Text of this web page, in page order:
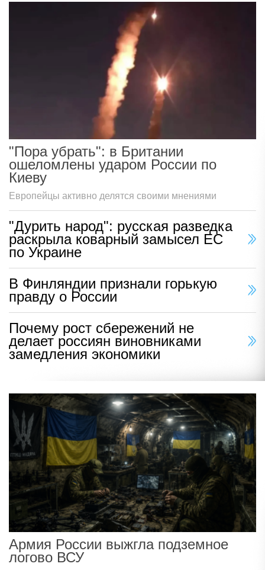
"Пора убрать": в Британии
ошеломлены ударом России по
Киеву
Европейцы активно делятся своими мнениями
"Дурить народ": русская разведка
раскрыла коварный замысел ЕС
по Украине
В Финляндии признали горькую
правду о России
Почему рост сбережений не
делает россиян виновниками
замедления экономики
Армия России выжгла подземное
логово ВСУ